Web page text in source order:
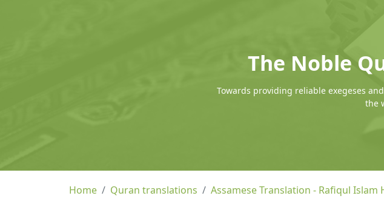
The Noble
Towards providing reliable exegeses
the
Home Quran translations Assamese Translation - Rafiqul Islam